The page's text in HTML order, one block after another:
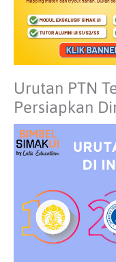
Urutan PTN
Persiapkan